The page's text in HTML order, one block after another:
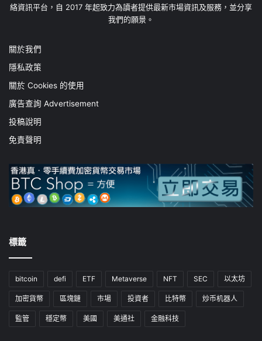
絡資訊平台，自 2017 年起致力為讀者提供最新市場資訊及服務，並分享
我們的願景。
關於我們
隱私政策
關於 Cookies 的使用
廣告查詢 Advertisement
投稿說明
免責聲明
標籤
bitcoin defi ETF Metaverse NFT SEC 以太坊
加密貨幣 區塊鏈 市場 投資者 比特幣 炒币机器人
監管 穩定幣 美國 美通社 金融科技